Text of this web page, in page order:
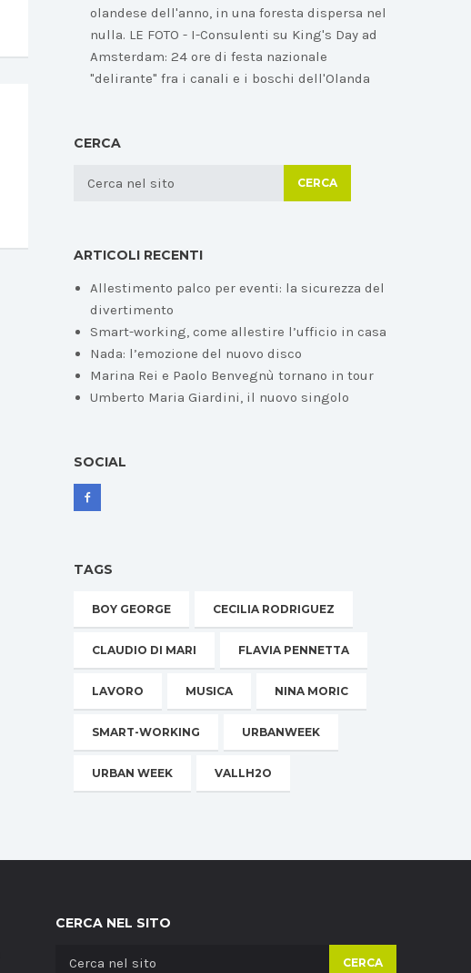
olandese dell'anno, in una foresta dispersa nel
nulla. LE FOTO - I-Consulenti su King's Day ad
Amsterdam: 24 ore di festa nazionale
"delirante" fra i canali e i boschi dell'Olanda
CERCA
CERCA
ARTICOLI RECENTI
Allestimento palco per eventi: la sicurezza del
divertimento
Smart-working, come allestire l’ufficio in casa
Nada: l’emozione del nuovo disco
Marina Rei e Paolo Benvegnù tornano in tour
Umberto Maria Giardini, il nuovo singolo
SOCIAL
TAGS
BOY GEORGE CECILIA RODRIGUEZ
CLAUDIO DI MARI FLAVIA PENNETTA
LAVORO MUSICA NINA MORIC
SMART-WORKING URBANWEEK
URBAN WEEK VALLH2O
CERCA NEL SITO
CERCA